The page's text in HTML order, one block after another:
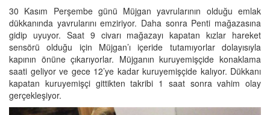
30 Kasım Perşembe günü Müjgan yavrularının olduğu emlak
dükkanında yavrularını emziriyor. Daha sonra Penti mağazasına
gidip uyuyor. Saat 9 civarı mağazayı kapatan kızlar hareket
sensörü olduğu için Müjgan’ı içeride tutamıyorlar dolayısıyla
kapının önüne çıkarıyorlar. Müjganın kuruyemişçide konaklama
saati geliyor ve gece 12’ye kadar kuruyemişçide kalıyor. Dükkanı
kapatan kuruyemişçi gittikten takribi 1 saat sonra vahim olay
gerçekleşiyor.